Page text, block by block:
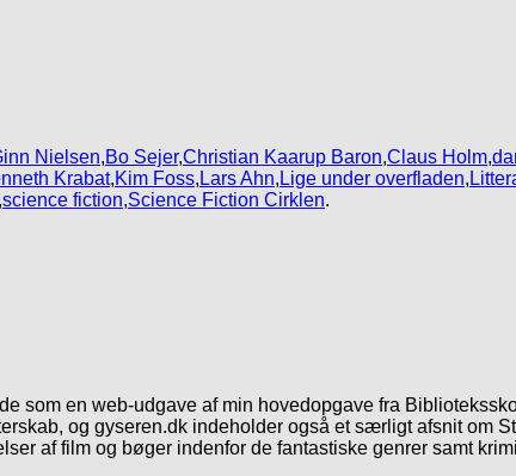
Nielsen,Bo Sejer,Christian Kaarup Baron,Claus Holm,
Krabat,Kim Foss, Lars Ahn, Lige under overfladen,
science fiction,Science Fiction Cirklen.
som en web-udgave af min hovedopgave fra
og gyseren.dk indeholder også et særligt afsnit om
af film og bøger indenfor de fantastiske genrer samt